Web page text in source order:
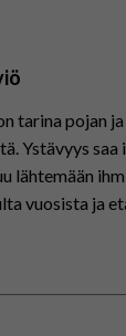
tarina pojan
Ystävyys saa
lähtemään
vuosista ja